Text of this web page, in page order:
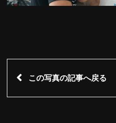
この写真の記事へ戻る